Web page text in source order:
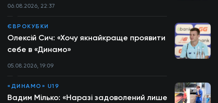
06.08.2026, 22:37
ЄВРОКУБКИ
Олексій Сич: «Хочу якнайкраще проявити
себе в «Динамо»
05.08.2026, 19:09
«ДИНАМО» U19
Вадим Мілько: «Наразі задоволений лише